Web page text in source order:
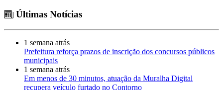
Últimas Notícias
1 semana atrás
Prefeitura reforça prazos de inscrição dos concursos públicos
municipais
1 semana atrás
Em menos de 30 minutos, atuação da Muralha Digital
recupera veículo furtado no Contorno